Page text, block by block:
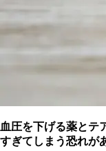
血圧を下げる薬とテ
すぎてしまう恐れが